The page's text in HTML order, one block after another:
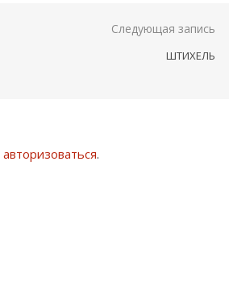
Следующая запись
ШТИХЕЛЬ
авторизоваться.